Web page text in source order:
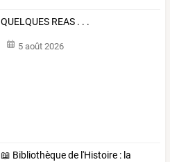
QUELQUES REAS . . .
5 août 2026
📖 Bibliothèque de l'Histoire : la